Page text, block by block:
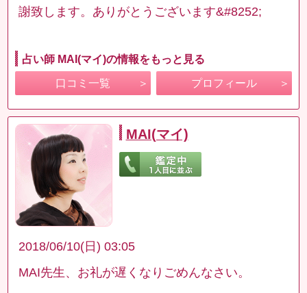
謝致します。ありがとうございます&#8252;
占い師 MAI(マイ)の情報をもっと見る
口コミ一覧 プロフィール
MAI(マイ)
2018/06/10(日) 03:05
MAI先生、お礼が遅くなりごめんなさい。